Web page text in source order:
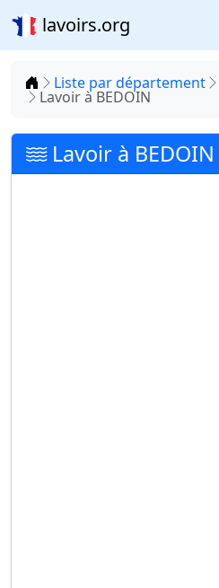
lavoirs.org
Accueil
Liste par département
Lavoir à BEDOIN
Lavoir à BEDOIN